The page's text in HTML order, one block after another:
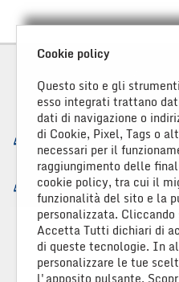
Cookie policy
Questo sito e gli
esso integrati trattano
dati di navigazione o
di Cookie, Pixel, Tags o
necessari per il
raggiungimento delle
cookie policy, tra cui il
funzionalità del sito e la
personalizzata.
Accetta Tutti dichiari di
di queste tecnologie. In
personalizzare le tue